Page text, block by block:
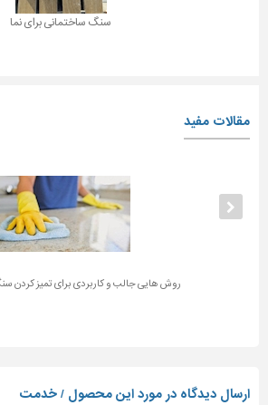
سنگ ساختمانی برای نما
مقالات مفید
روش هایی جالب و کاربردی برای تمیز کردن
ارسال دیدگاه در مورد این محصول / خدمت